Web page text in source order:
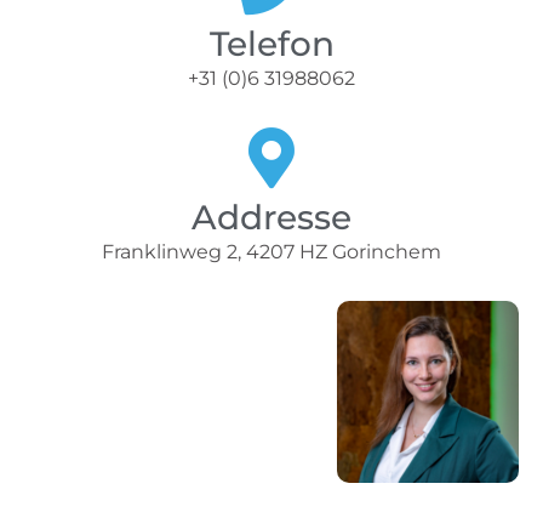
Telefon
+31 (0)6 31988062
Addresse
Franklinweg 2, 4207 HZ Gorinchem